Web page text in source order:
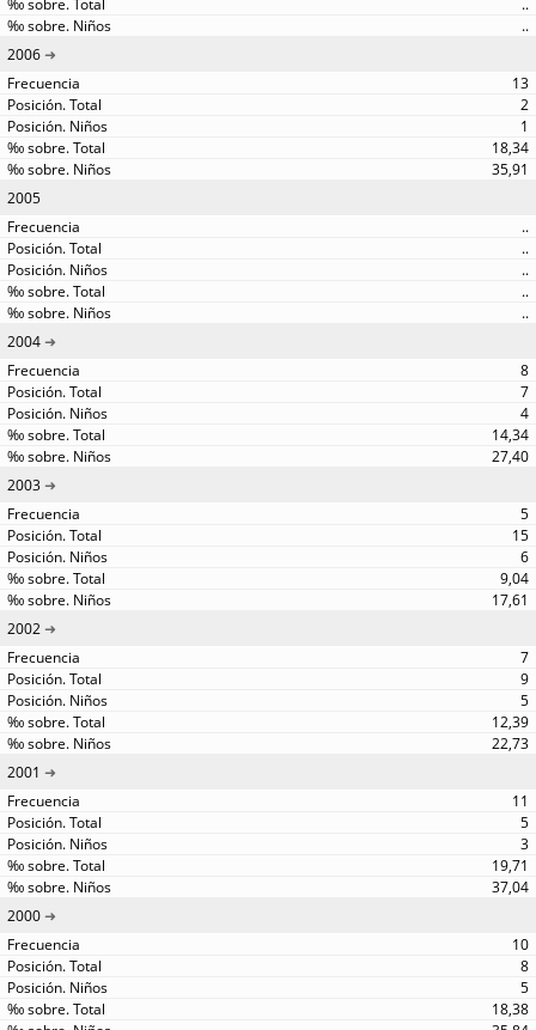
..
..
2006
13
2
1
18,34
35,91
2005
..
..
..
..
..
2004
8
7
4
14,34
27,40
2003
5
15
6
9,04
17,61
2002
7
9
5
12,39
22,73
2001
11
5
3
19,71
37,04
2000
10
8
5
18,38